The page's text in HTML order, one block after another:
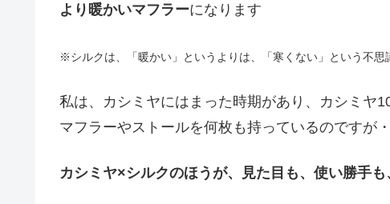
より暖かいマフラーになります
※シルクは、「暖かい」というよりは、「寒くない」という不
私は、カシミヤにはまった時期があり、カシミヤ
マフラーやストールを何枚も持っているのですが・
カシミヤ×シルクのほうが、見た目も、使い勝手